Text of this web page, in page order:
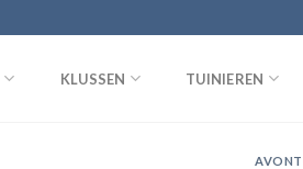
KLUSSEN TUINIEREN